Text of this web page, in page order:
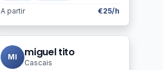
A partir
€25/h
MI miguel tito
Cascais